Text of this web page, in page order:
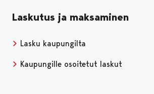
Laskutus ja maksaminen
Lasku kaupungilta
Kaupungille osoitetut laskut